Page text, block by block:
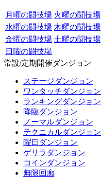
月曜の闘技場 火曜の闘技場
水曜の闘技場 木曜の闘技場
金曜の闘技場 土曜の闘技場
日曜の闘技場
常設/定期開催ダンジョン
ステージダンジョン
ワンタッチダンジョン
ランキングダンジョン
降臨ダンジョン
ノーマルダンジョン
テクニカルダンジョン
曜日ダンジョン
ゲリラダンジョン
コインダンジョン
無限回廊